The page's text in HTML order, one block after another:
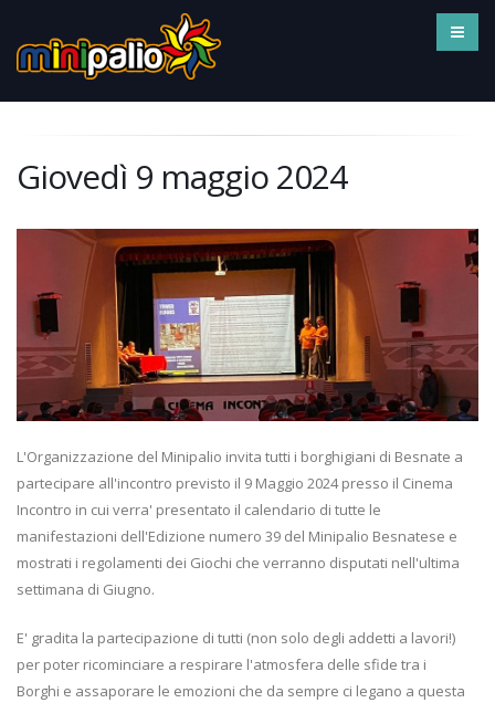
Giovedì 9 maggio 2024
L'Organizzazione del Minipalio invita tutti i borghigiani di Besnate a
partecipare all'incontro previsto il 9 Maggio 2024 presso il Cinema
Incontro in cui verra' presentato il calendario di tutte le
manifestazioni dell'Edizione numero 39 del Minipalio Besnatese e
mostrati i regolamenti dei Giochi che verranno disputati nell'ultima
settimana di Giugno.
E' gradita la partecipazione di tutti (non solo degli addetti a lavori!)
per poter ricominciare a respirare l'atmosfera delle sfide tra i
Borghi e assaporare le emozioni che da sempre ci legano a questa